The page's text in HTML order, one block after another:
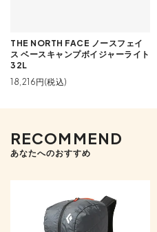
THE NORTH FACE ノースフェイ
ス ベースキャンプボイジャーライト
32L
18,216円(税込)
RECOMMEND
あなたへのおすすめ